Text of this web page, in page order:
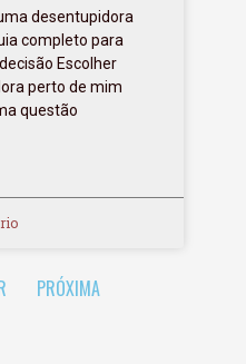
desentupidora
completo para
Escolher
perto de mim
questão
PRÓXIMA